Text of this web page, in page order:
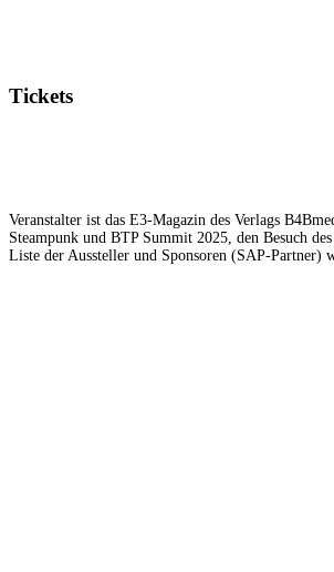
Tickets
Veranstalter ist das E3-Magazin des Verlags
Steampunk und BTP Summit 2025, den Besuch
Liste der Aussteller und Sponsoren (SAP-